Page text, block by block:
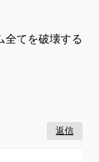
全てを破壊する
返信